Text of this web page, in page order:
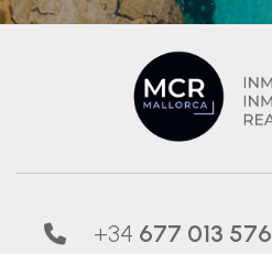
+34 677 013 576